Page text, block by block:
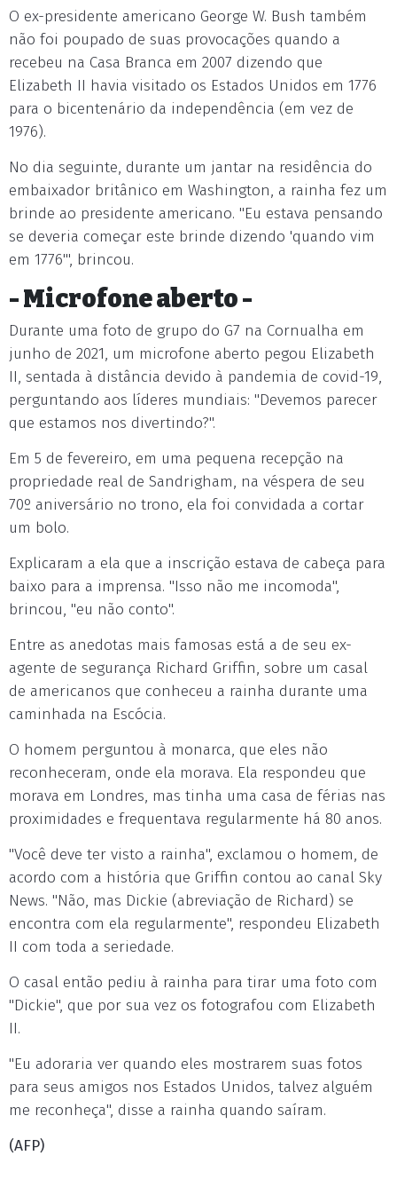
O ex-presidente americano George W. Bush também
não foi poupado de suas provocações quando a
recebeu na Casa Branca em 2007 dizendo que
Elizabeth II havia visitado os Estados Unidos em 1776
para o bicentenário da independência (em vez de
1976).
No dia seguinte, durante um jantar na residência do
embaixador britânico em Washington, a rainha fez um
brinde ao presidente americano. "Eu estava pensando
se deveria começar este brinde dizendo 'quando vim
em 1776'", brincou.
- Microfone aberto -
Durante uma foto de grupo do G7 na Cornualha em
junho de 2021, um microfone aberto pegou Elizabeth
II, sentada à distância devido à pandemia de covid-19,
perguntando aos líderes mundiais: "Devemos parecer
que estamos nos divertindo?".
Em 5 de fevereiro, em uma pequena recepção na
propriedade real de Sandrigham, na véspera de seu
70º aniversário no trono, ela foi convidada a cortar
um bolo.
Explicaram a ela que a inscrição estava de cabeça para
baixo para a imprensa. "Isso não me incomoda",
brincou, "eu não conto".
Entre as anedotas mais famosas está a de seu ex-
agente de segurança Richard Griffin, sobre um casal
de americanos que conheceu a rainha durante uma
caminhada na Escócia.
O homem perguntou à monarca, que eles não
reconheceram, onde ela morava. Ela respondeu que
morava em Londres, mas tinha uma casa de férias nas
proximidades e frequentava regularmente há 80 anos.
"Você deve ter visto a rainha", exclamou o homem, de
acordo com a história que Griffin contou ao canal Sky
News. "Não, mas Dickie (abreviação de Richard) se
encontra com ela regularmente", respondeu Elizabeth
II com toda a seriedade.
O casal então pediu à rainha para tirar uma foto com
"Dickie", que por sua vez os fotografou com Elizabeth
II.
"Eu adoraria ver quando eles mostrarem suas fotos
para seus amigos nos Estados Unidos, talvez alguém
me reconheça", disse a rainha quando saíram.
(AFP)